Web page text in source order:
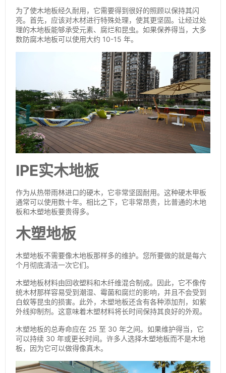
为了使木地板经久耐用，它需要得到很好的照顾以保持其闪
亮。首先，应该对木材进行特殊处理，使其更坚固。让经过处
理的木地板能够承受元素、腐烂和昆虫。如果保养得当，大多
数防腐木地板可以使用大约 10-15 年。
IPE实木地板
作为从热带雨林进口的硬木，它非常坚固耐用。这种硬木甲板
通常可以使用数十年。相比之下，它非常昂贵，比普通的木地
板和木塑地板要贵得多。
木塑地板
木塑地板不需要像木地板那样多的维护。您所要做的就是每六
个月彻底清洁一次它们。
木塑地板材料由回收塑料和木纤维混合制成。因此，它不像传
统木材那样容易受到潮湿、霉菌和腐烂的影响，并且不会受到
白蚁等昆虫的损害。此外，木塑地板还含有各种添加剂，如紫
外线抑制剂。这意味着木塑材料将长时间保持其良好的外观。
木塑地板的总寿命应在 25 至 30 年之间。如果维护得当，它
可以持续 30 年或更长时间。许多人选择木塑地板而不是木地
板，因为它可以做得像真木。